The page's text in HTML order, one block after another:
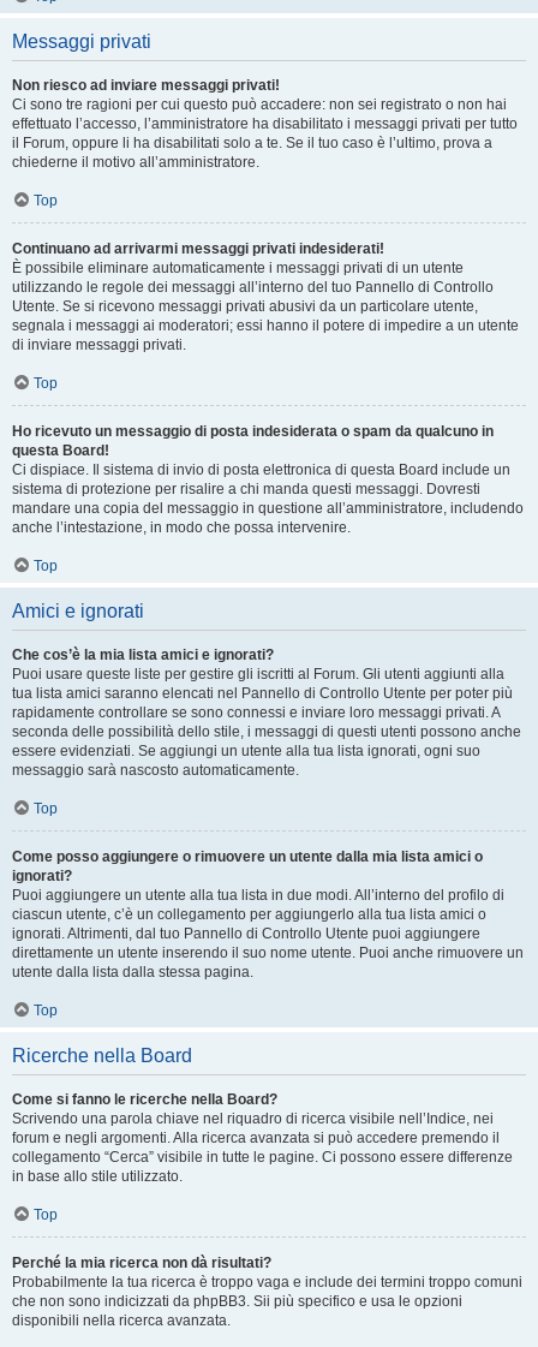
Messaggi privati
Non riesco ad inviare messaggi privati!
Ci sono tre ragioni per cui questo può accadere: non sei registrato o non hai
effettuato l’accesso, l’amministratore ha disabilitato i messaggi privati per tutto
il Forum, oppure li ha disabilitati solo a te. Se il tuo caso è l’ultimo, prova a
chiederne il motivo all’amministratore.
Top
Continuano ad arrivarmi messaggi privati indesiderati!
È possibile eliminare automaticamente i messaggi privati ​​di un utente
utilizzando le regole dei messaggi all’interno del tuo Pannello di Controllo
Utente. Se si ricevono messaggi privati ​​abusivi da un particolare utente,
segnala i messaggi ai moderatori; essi hanno il potere di impedire a un utente
di inviare messaggi privati​​.
Top
Ho ricevuto un messaggio di posta indesiderata o spam da qualcuno in
questa Board!
Ci dispiace. Il sistema di invio di posta elettronica di questa Board include un
sistema di protezione per risalire a chi manda questi messaggi. Dovresti
mandare una copia del messaggio in questione all’amministratore, includendo
anche l’intestazione, in modo che possa intervenire.
Top
Amici e ignorati
Che cos’è la mia lista amici e ignorati?
Puoi usare queste liste per gestire gli iscritti al Forum. Gli utenti aggiunti alla
tua lista amici saranno elencati nel Pannello di Controllo Utente per poter più
rapidamente controllare se sono connessi e inviare loro messaggi privati. A
seconda delle possibilità dello stile, i messaggi di questi utenti possono anche
essere evidenziati. Se aggiungi un utente alla tua lista ignorati, ogni suo
messaggio sarà nascosto automaticamente.
Top
Come posso aggiungere o rimuovere un utente dalla mia lista amici o
ignorati?
Puoi aggiungere un utente alla tua lista in due modi. All’interno del profilo di
ciascun utente, c’è un collegamento per aggiungerlo alla tua lista amici o
ignorati. Altrimenti, dal tuo Pannello di Controllo Utente puoi aggiungere
direttamente un utente inserendo il suo nome utente. Puoi anche rimuovere un
utente dalla lista dalla stessa pagina.
Top
Ricerche nella Board
Come si fanno le ricerche nella Board?
Scrivendo una parola chiave nel riquadro di ricerca visibile nell’Indice, nei
forum e negli argomenti. Alla ricerca avanzata si può accedere premendo il
collegamento “Cerca” visibile in tutte le pagine. Ci possono essere differenze
in base allo stile utilizzato.
Top
Perché la mia ricerca non dà risultati?
Probabilmente la tua ricerca è troppo vaga e include dei termini troppo comuni
che non sono indicizzati da phpBB3. Sii più specifico e usa le opzioni
disponibili nella ricerca avanzata.